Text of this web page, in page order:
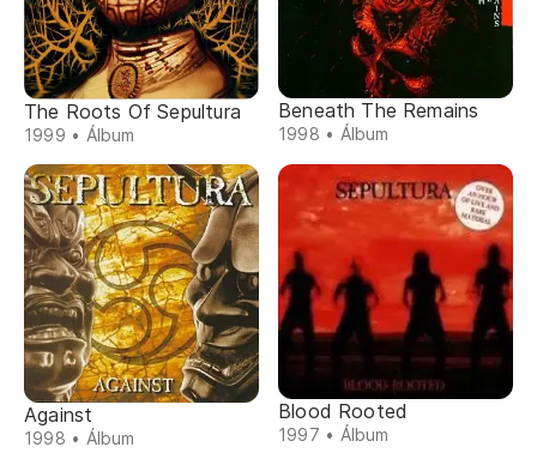
The Roots Of Sepultura
1999 • Álbum
Beneath The Remains
1998 • Álbum
Against
1998 • Álbum
Blood Rooted
1997 • Álbum